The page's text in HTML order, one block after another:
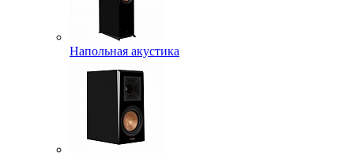
Напольная акустика